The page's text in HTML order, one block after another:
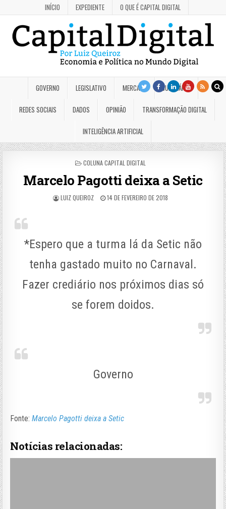
INÍCIO EXPEDIENTE O QUE É CAPITAL DIGITAL
GOVERNO LEGISLATIVO MERCADO JUDICIÁRIO
REDES SOCIAIS DADOS OPINIÃO TRANSFORMAÇÃO DIGITAL
INTELIGÊNCIA ARTIFICIAL
POSTED
COLUNA CAPITAL DIGITAL
Marcelo Pagotti deixa a Setic
LUIZ QUEIROZ 14 DE FEVEREIRO DE 2018
*Espero que a turma lá da Setic não
tenha gastado muito no Carnaval.
Fazer crediário nos próximos dias só
se forem doidos.
Governo
Fonte:Marcelo Pagotti deixa a Setic
Notícias relacionadas: